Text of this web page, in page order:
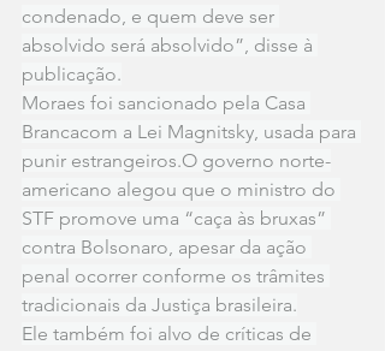
condenado, e quem deve ser
absolvido será absolvido”, disse à
publicação.
Moraes foi sancionado pela Casa
Brancacom a Lei Magnitsky, usada para
punir estrangeiros.O governo norte-
americano alegou que o ministro do
STF promove uma “caça às bruxas”
contra Bolsonaro, apesar da ação
penal ocorrer conforme os trâmites
tradicionais da Justiça brasileira.
Ele também foi alvo de críticas de